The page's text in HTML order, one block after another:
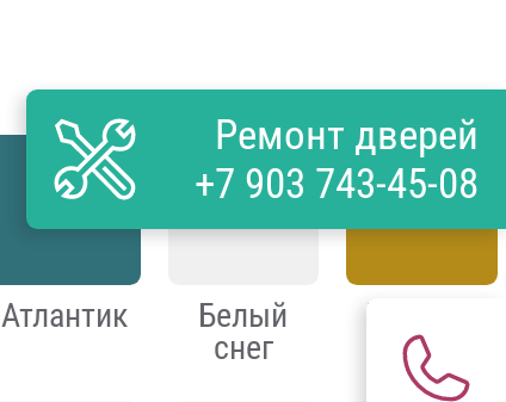
Атлантик
Белый
снег
Горчица
Ремонт дверей
+7 903 743-45-08